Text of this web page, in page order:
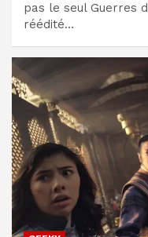
pas le seul Guerres
réédité…